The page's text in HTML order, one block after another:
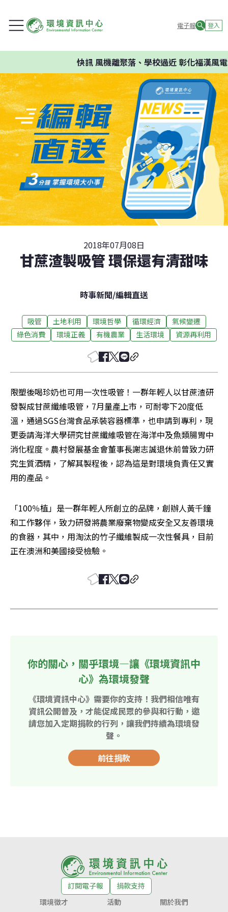
電子報 登入
快訊風機離聚落、學校過近 彰化福漢風電
2018年07月08日
甘蔗渣製吸管 環保還有清甜味
時事新聞/編輯直送
吸管 土地利用 環境哲學 循環經濟
氣候變遷
綠色消費
環境正義 有機農業 生活環境 資源再利用
限塑後喝珍奶也可用一次性吸管！一群年輕人以甘蔗渣研
發製成甘蔗纖維吸管，7月量產上市，可耐零下20度低
溫，通過SGS台灣食品承裝容器標準，也申請到專利，現
更委請海洋大學研究甘蔗纖維吸管在海洋中及魚類腸胃中
消化程度。農村發展基金會董事長謝志誠退休前曾致力研
究生質酒精，了解其製程後，認為這是對環境負責任又實
用的產品。
「100％植」是一群年輕人所創立的品牌，創辦人黃千鐘
和工作夥伴，致力研發將農業廢棄物變成安全又友善環境
的食器，其中，用淘汰的竹子纖維製成一次性餐具，目前
正在澳洲和美國接受檢驗。
你的關心，關乎環境—讓《環境資訊中
心》為環境發聲
《環境資訊中心》需要你的支持！我們相信唯有
資訊公開普及，才能促成民眾的參與和行動，邀
請您加入定期捐款的行列，讓我們持續為環境發
聲。
前往捐款
訂閱電子報
捐款支持
環境徵才
活動
關於我們